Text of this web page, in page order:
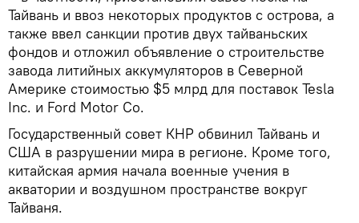
Тайвань и ввоз некоторых продуктов с острова, а
также ввел санкции против двух тайваньских
фондов и отложил объявление о строительстве
завода литийных аккумуляторов в Северной
Америке стоимостью $5 млрд для поставок Tesla
Inc. и Ford Motor Co.
Государственный совет КНР обвинил Тайвань и
США в разрушении мира в регионе. Кроме того,
китайская армия начала военные учения в
акватории и воздушном пространстве вокруг
Тайваня.